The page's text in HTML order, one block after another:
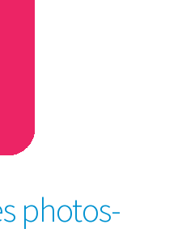
photos-